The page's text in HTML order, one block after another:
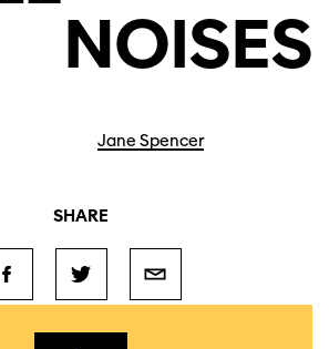
NOISES
Jane Spencer
SHARE